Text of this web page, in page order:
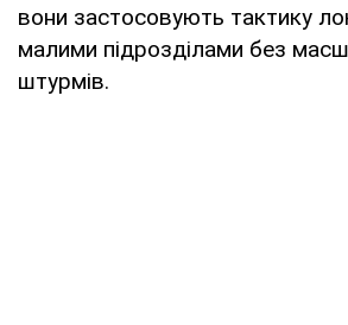
вони застосовують тактику
малими підрозділами без
штурмів.